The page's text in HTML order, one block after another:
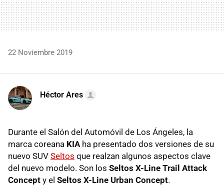
22 Noviembre 2019
Héctor Ares
Durante el Salón del Automóvil de Los Ángeles, la
marca coreana KIA ha presentado dos versiones de su
nuevo SUV Seltos que realzan algunos aspectos clave
del nuevo modelo. Son los Seltos X-Line Trail Attack
Concept y el Seltos X-Line Urban Concept.